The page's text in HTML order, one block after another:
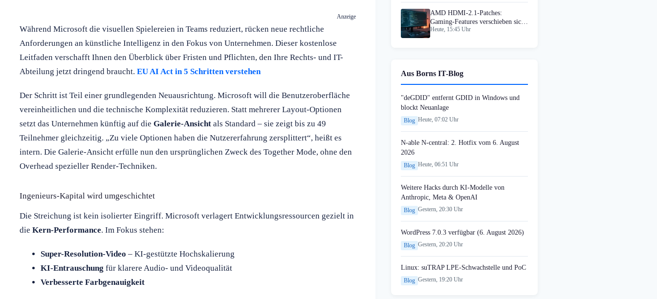
Anzeige
Während Microsoft die visuellen Spielereien in Teams reduziert, rücken neue rechtliche
Anforderungen an künstliche Intelligenz in den Fokus von Unternehmen. Dieser kostenlose
Leitfaden verschafft Ihnen den Überblick über Fristen und Pflichten, den Ihre Rechts- und IT-
Abteilung jetzt dringend braucht. EU AI Act in 5 Schritten verstehen
Der Schritt ist Teil einer grundlegenden Neuausrichtung. Microsoft will die Benutzeroberfläche
vereinheitlichen und die technische Komplexität reduzieren. Statt mehrerer Layout-Optionen
setzt das Unternehmen künftig auf die Galerie-Ansicht als Standard – sie zeigt bis zu 49
Teilnehmer gleichzeitig. „Zu viele Optionen haben die Nutzererfahrung zersplittert“, heißt es
intern. Die Galerie-Ansicht erfülle nun den ursprünglichen Zweck des Together Mode, ohne den
Overhead spezieller Render-Techniken.
Ingenieurs-Kapital wird umgeschichtet
Die Streichung ist kein isolierter Eingriff. Microsoft verlagert Entwicklungsressourcen gezielt in
die Kern-Performance. Im Fokus stehen:
Super-Resolution-Video – KI-gestützte Hochskalierung
KI-Entrauschung für klarere Audio- und Videoqualität
Verbesserte Farbgenauigkeit
AMD HDMI-2.1-Patches:
Gaming-Features verschieben sich
auf Linux 7.4
Heute, 15:45 Uhr
Aus Borns IT-Blog
"deGDID" entfernt GDID in Windows und
blockt Neuanlage
Blog Heute, 07:02 Uhr
N-able N-central: 2. Hotfix vom 6. August
2026
Blog Heute, 06:51 Uhr
Weitere Hacks durch KI-Modelle von
Anthropic, Meta & OpenAI
Blog Gestern, 20:30 Uhr
WordPress 7.0.3 verfügbar (6. August 2026)
Blog Gestern, 20:20 Uhr
Linux: suTRAP LPE-Schwachstelle und PoC
Blog Gestern, 19:20 Uhr